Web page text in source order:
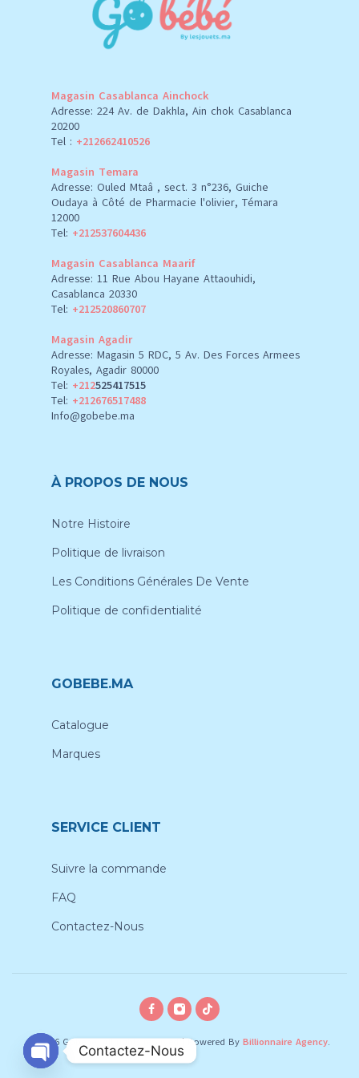
Magasin Casablanca Ainchock
Adresse: 224 Av. de Dakhla, Ain chok Casablanca
20200
Tel : +212662410526
Magasin Temara
Adresse: Ouled Mtaâ , sect. 3 n°236, Guiche
Oudaya à Côté de Pharmacie l'olivier, Témara
12000
Tel: +212537604436
Magasin Casablanca Maarif
Adresse: 11 Rue Abou Hayane Attaouhidi,
Casablanca 20330
Tel: +212520860707
Magasin Agadir
Adresse: Magasin 5 RDC, 5 Av. Des Forces Armees
Royales, Agadir 80000
Tel: +212525417515
Tel: +212676517488
Info@gobebe.ma
À PROPOS DE NOUS
Notre Histoire
Politique de livraison
Les Conditions Générales De Vente
Politique de confidentialité
GOBEBE.MA
Catalogue
Marques
SERVICE CLIENT
Suivre la commande
FAQ
Contactez-Nous
© 2026 Gobebe, All rights reserved|Powered By Billionnaire Agency.
Contactez-Nous